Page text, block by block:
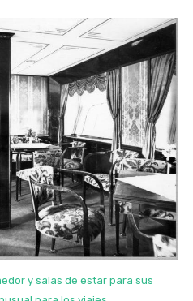
y salas de estar para sus